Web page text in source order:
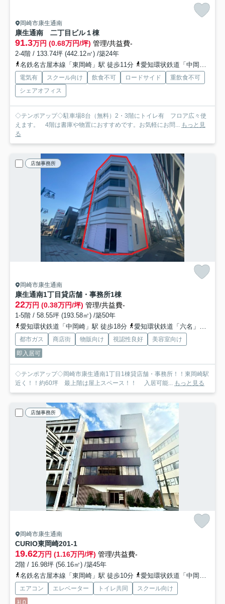
岡崎市康生通南
康生通南 二丁目ビル１棟
91.3万円 (0.68万円/坪) 管理/共益費-
2-4階 / 133.74坪 (442.12㎡) /築24年
名鉄名古屋本線「東岡崎」駅 徒歩11分
愛知環状鉄道「中岡崎」駅 徒歩15分
電気有 スクール向け 飲食不可 ロードサイド
重飲食不可
シェアオフィス
◇テンポアップ◇駐車場8台（無料）2・3階にトイレ有 フロア広々使
えます。 4階は書庫や物置におすすめです。お気軽にお問... もっと見
る
店舗事務所
岡崎市康生通南
康生通南1丁目貸店舗・事務所1棟
22万円 (0.38万円/坪) 管理/共益費-
1-5階 / 58.55坪 (193.58㎡) /築50年
愛知環状鉄道「中岡崎」駅 徒歩18分
愛知環状鉄道「六名」駅 バス6分 名鉄バス「明大寺町」 停歩10分
都市ガス 商店街 物販向け 視認性良好
美容室向け
即入居可
◇テンポアップ◇岡崎市康生通南1丁目1棟貸店舗・事務所！！東岡崎駅
近く！！約60坪 最上階は屋上スペース！！ 入居可能... もっと見る
店舗事務所
岡崎市康生通南
CURIO東岡崎201-1
19.62万円 (1.16万円/坪) 管理/共益費-
2階 / 16.98坪 (56.16㎡) /築45年
名鉄名古屋本線「東岡崎」駅 徒歩10分
愛知環状鉄道「中岡崎」駅 徒歩17分
エアコン エレベーター トイレ共同
スクール向け